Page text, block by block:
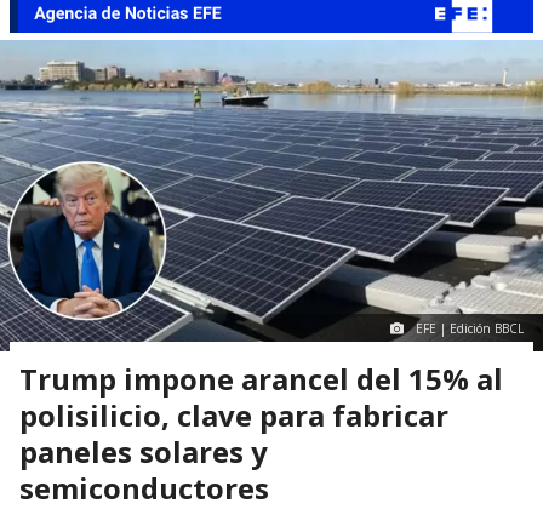
EFE | Edición BBCL
Trump impone arancel del 15% al
polisilicio, clave para fabricar
paneles solares y
semiconductores